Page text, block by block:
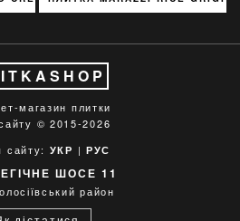
магазин плитки
© 2015-2026
сайту: УКР | РУС
ШОСЕ 11
район